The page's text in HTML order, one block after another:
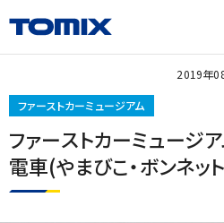
ファーストカーミュージアム
ファーストカーミュージ
電車(やまびこ・ボンネッ
2019年